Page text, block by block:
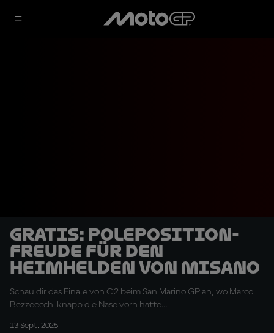
GRATIS: Poleposition-
Freude für den
Heimhelden von Misano
Schau dir das Finale von Q2 beim San Marino GP an, wo Marco
Bezzeecchi knapp die Nase vorn hatte...
13 Sept. 2025